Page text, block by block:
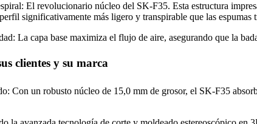
El revolucionario núcleo del SK-F35. Esta estructura
significativamente más ligero y transpirable que las espumas
La capa base maximiza el flujo de aire, asegurando que la
clientes y su marca
Con un robusto núcleo de 15,0 mm de grosor, el SK-F35